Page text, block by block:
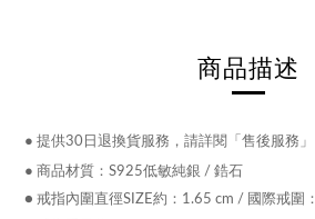
商品描述
● 提供30日退換貨服務，請詳閱「售後服務」
● 商品材質：S925低敏純銀 / 鋯石
● 戒指內圍直徑SIZE約： 1.65 cm / 國際戒圍：